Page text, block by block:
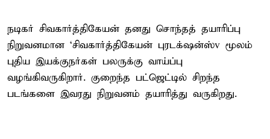
நடிகர் சிவகார்த்திகேயன் தனது சொந்தத் தயாரிப்பு
நிறுவனமான ‘சிவகார்த்திகேயன் புரடக்‌ஷன்ஸ்v மூலம்
புதிய இயக்குநர்கள் பலருக்கு வாய்ப்பு
வழங்கிவருகிறார். குறைந்த பட்ஜெட்டில் சிறந்த
படங்களை இவரது நிறுவனம் தயாரித்து வருகிறது.